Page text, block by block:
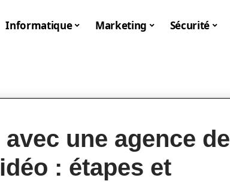
Informatique Marketing Sécurité
une agence de
: étapes et